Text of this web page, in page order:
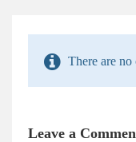
There are no
Leave a